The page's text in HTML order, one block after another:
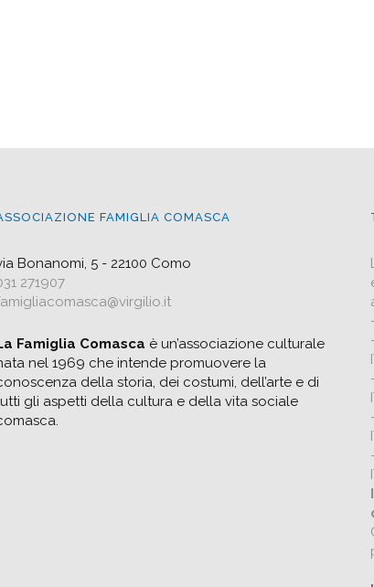
FAMIGLIA COMASCA
Bonanomi, 5 - 22100 Como
271907
Famiglia Comasca è un’associazione culturale
nel 1969 che intende promuovere la
della storia, dei costumi, dell’arte e di
gli aspetti della cultura e della vita sociale